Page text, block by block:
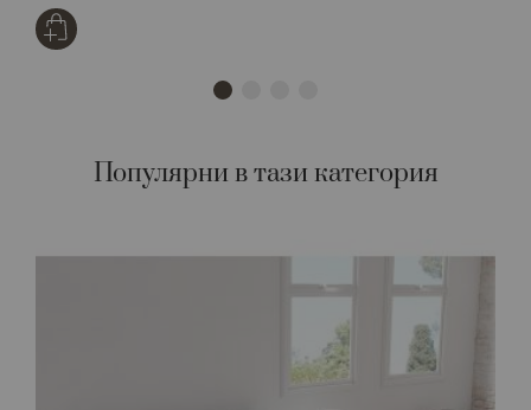
Популярни в тази категория